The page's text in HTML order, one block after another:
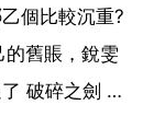
大提公升...
個比較沉重?
舊賬，銳雯
破碎之劍 破